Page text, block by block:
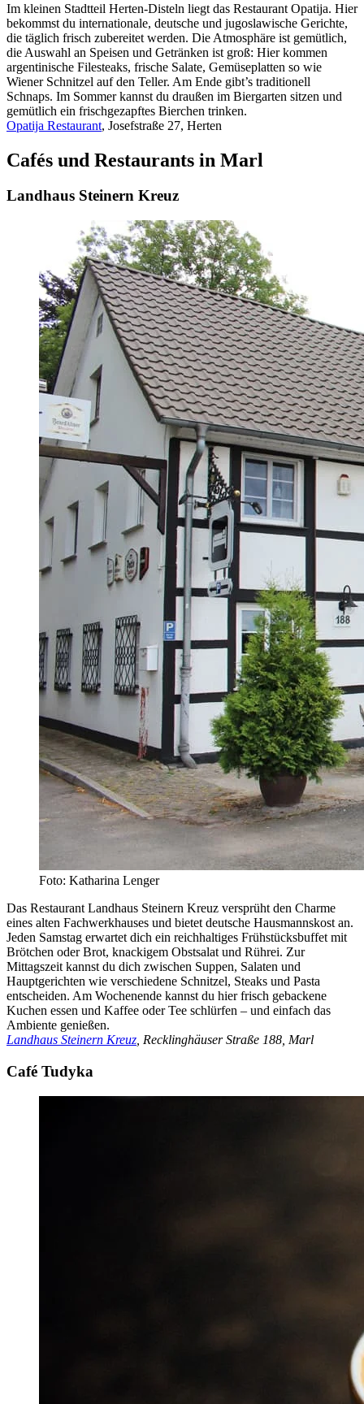
Im kleinen Stadtteil Herten-Disteln liegt das Restaurant Opatija. Hier
bekommst du internationale, deutsche und jugoslawische Gerichte,
die täglich frisch zubereitet werden. Die Atmosphäre ist gemütlich,
die Auswahl an Speisen und Getränken ist groß: Hier kommen
argentinische Filesteaks, frische Salate, Gemüseplatten so wie
Wiener Schnitzel auf den Teller. Am Ende gibt’s traditionell
Schnaps. Im Sommer kannst du draußen im Biergarten sitzen und
gemütlich ein frischgezapftes Bierchen trinken.
Opatija Restaurant, Josefstraße 27, Herten
Cafés und Restaurants in Marl
Landhaus Steinern Kreuz
Foto: Katharina Lenger
Das Restaurant Landhaus Steinern Kreuz versprüht den Charme
eines alten Fachwerkhauses und bietet deutsche Hausmannskost an.
Jeden Samstag erwartet dich ein reichhaltiges Frühstücksbuffet mit
Brötchen oder Brot, knackigem Obstsalat und Rührei. Zur
Mittagszeit kannst du dich zwischen Suppen, Salaten und
Hauptgerichten wie verschiedene Schnitzel, Steaks und Pasta
entscheiden. Am Wochenende kannst du hier frisch gebackene
Kuchen essen und Kaffee oder Tee schlürfen – und einfach das
Ambiente genießen.
Landhaus Steinern Kreuz , Recklinghäuser Straße 188, Marl
Café Tudyka